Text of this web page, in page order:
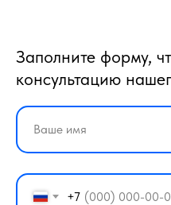
Заполните форму,
консультацию
+7